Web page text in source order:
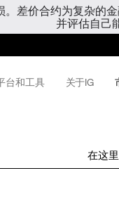
差价合约为复杂的
并评估自己
台和工具 关于IG
在这